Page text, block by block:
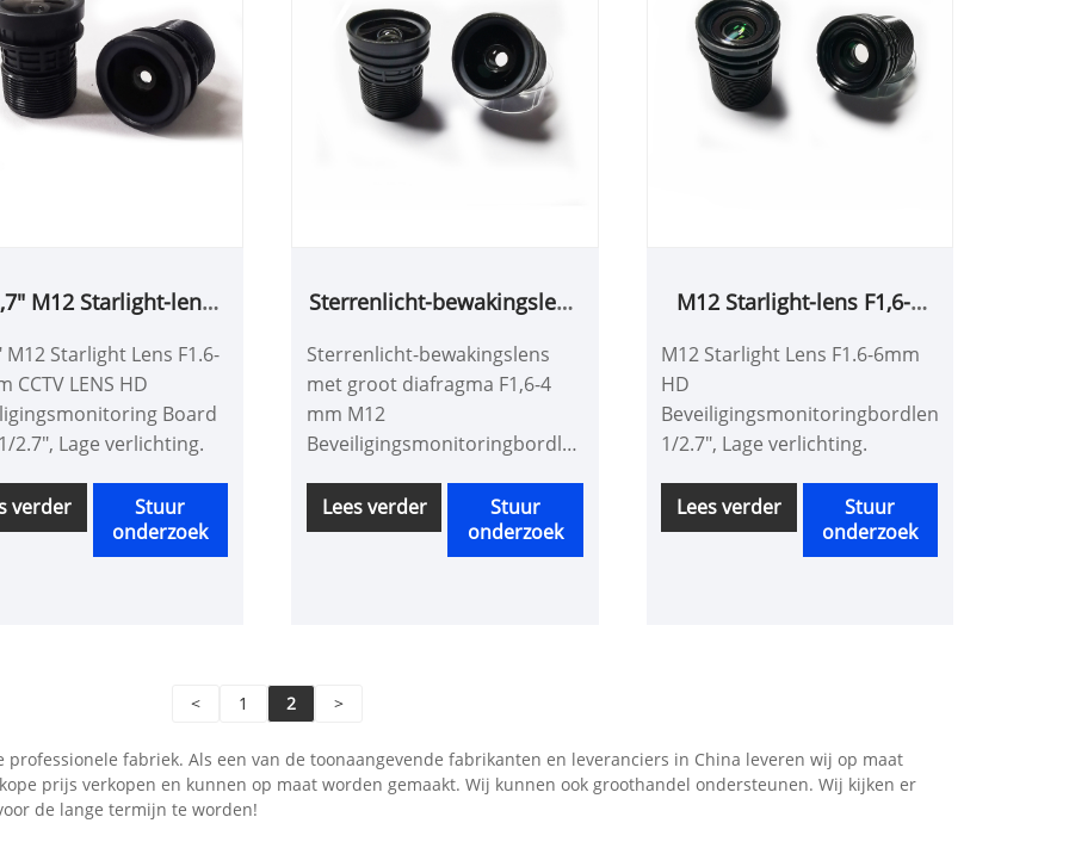
M12 Starlight-lens
M12 Starlight Lens F1.6-
CCTV LENS HD
Board
2.7", Lage verlichting.
verder
Stuur
onderzoek
Sterrenlicht-bewakingslens
mm
Sterrenlicht-bewakingslens
met groot diafragma F1,6-4
mm M12
Beveiligingsmonitoringbordlens
Lees verder
Stuur
onderzoek
M12 Starlight-lens F1,6-6
M12 Starlight Lens F1.6-6mm
HD
Beveiligingsmonitoringbordlens
1/2.7", Lage verlichting.
Lees verder
Stuur
onderzoek
< 1 2 >
fabriek. Als een van de toonaangevende fabrikanten en leveranciers in China leveren wij op maat
prijs verkopen en kunnen op maat worden gemaakt. Wij kunnen ook groothandel ondersteunen. Wij kijken er
de lange termijn te worden!